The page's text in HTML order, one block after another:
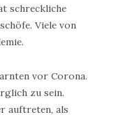
schreckliche
Viele von
vor Corona.
zu sein.
auftreten, als